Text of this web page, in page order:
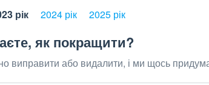
рік 2024 рік 2025 рік
як покращити?
виправити або видалити, і ми щось